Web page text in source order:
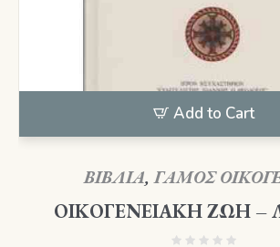
Add to Cart
ΒΙΒΛΙΑ,ΓΑΜΟΣ
ΟΙΚΟΓΕΝΕΙΑΚΗ ΖΩΗ –